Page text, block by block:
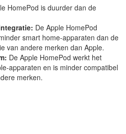
HomePod is duurder dan de
De Apple HomePod
smart home-apparaten dan de
van andere merken dan Apple.
De Apple HomePod werkt het
apparaten en is minder compatibel
merken.